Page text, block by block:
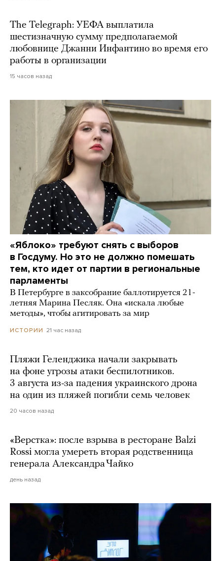
The Telegraph: УЕФА выплатила
шестизначную сумму предполагаемой
любовнице Джанни Инфантино во время его
работы в организации
15 часов назад
«Яблоко» требуют снять с выборов
в Госдуму. Но это не должно помешать
тем, кто идет от партии в региональные
парламенты
В Петербурге в заксобрание баллотируется 21-
летняя Марина Песляк. Она «искала любые
методы», чтобы агитировать за мир
ИСТОРИИ 21 час назад
Пляжи Геленджика начали закрывать
на фоне угрозы атаки беспилотников.
3 августа из-за падения украинского дрона
на один из пляжей погибли семь человек
20 часов назад
«Верстка»: после взрыва в ресторане Balzi
Rossi могла умереть вторая родственница
генерала Александра Чайко
день назад